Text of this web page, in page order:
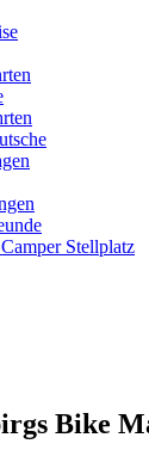
Stellplatz
Bike